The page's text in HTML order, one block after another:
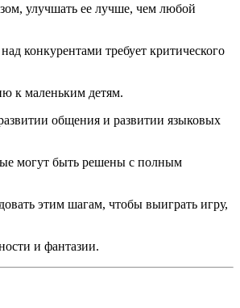
улучшать ее лучше, чем любой
конкурентами требует критического
к маленьким детям.
общения и развитии языковых
могут быть решены с полным
этим шагам, чтобы выиграть игру,
и фантазии.